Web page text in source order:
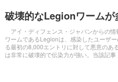
破壊的なLegionワームが
アイ・ディフェンス・ジャパンからの
ワームであるLegionは、感染したユーザ
る最初の8,000エントリに対して悪意のあ
は非常に破壊的で伝染力が強い。当該記事